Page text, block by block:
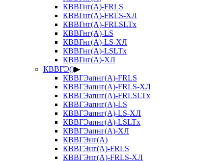
КВВГнг(А)-FRLS
КВВГнг(А)-FRLS-ХЛ
КВВГнг(А)-FRLSLTx
КВВГнг(А)-LS
КВВГнг(А)-LS-ХЛ
КВВГнг(А)-LSLTx
КВВГнг(А)-ХЛ
КВВГЭ()▶
КВВГЭапнг(А)-FRLS
КВВГЭапнг(А)-FRLS-ХЛ
КВВГЭапнг(А)-FRLSLTx
КВВГЭапнг(А)-LS
КВВГЭапнг(А)-LS-ХЛ
КВВГЭапнг(А)-LSLTx
КВВГЭапнг(А)-ХЛ
КВВГЭнг(А)
КВВГЭнг(А)-FRLS
КВВГЭнг(А)-FRLS-ХЛ